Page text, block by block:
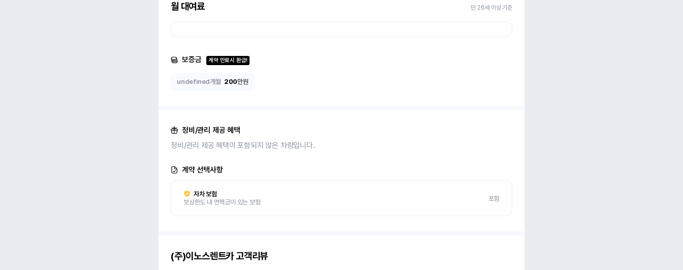
월 대여료 만 26세 이상 기준
보증금 계약 만료시 환급!
undefined개월 200만원
정비/관리 제공 혜택
정비/관리 제공 혜택이 포함되지 않은 차량입니다.
계약 선택사항
자차 보험
보상한도 내 면책금이 있는 보험
포함
(주)이노스렌트카고객리뷰